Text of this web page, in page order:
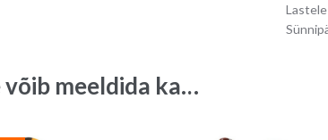
võib meeldida ka…